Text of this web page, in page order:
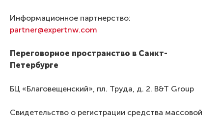
Информационное партнерство:
partner@expertnw.com
Переговорное пространство в Санкт-
Петербурге
БЦ «Благовещенский», пл. Труда, д. 2. B&T Group
Свидетельство о регистрации средства массовой